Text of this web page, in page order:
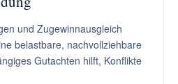
und Zugewinnausgleich
belastbare, nachvollziehbare
Gutachten hilft, Konflikte